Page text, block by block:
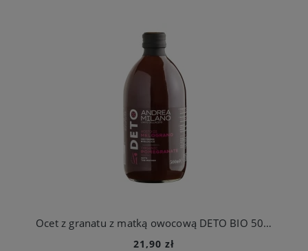
Ocet z granatu z matką owocową DETO BIO 500 ml Andrea Milano
21,90 zł